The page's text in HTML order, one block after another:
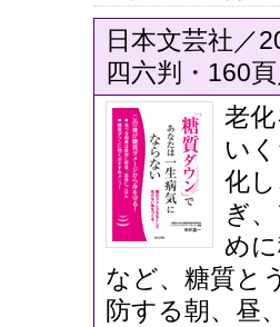
日本文芸社／
四六判・160
老
い
化
ぎ
め
など、糖質と
防する朝、昼